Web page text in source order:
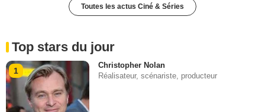
Toutes les actus Ciné & Séries
Top stars du jour
1
Christopher Nolan
Réalisateur, scénariste, producteur